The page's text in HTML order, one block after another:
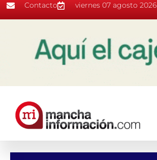
Contacto viernes 07 agosto 2026